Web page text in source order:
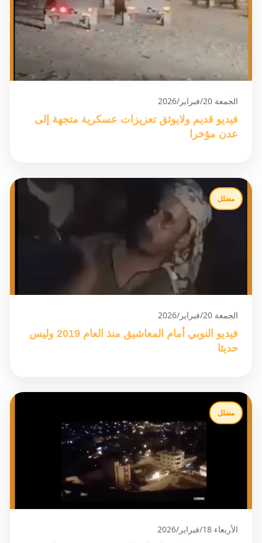
الجمعة 20/فبراير/2026
فيديو قديم ولايوثق تعزيزات عسكرية متجهة إلى
عدن مؤخرا
مضلل
الجمعة 20/فبراير/2026
فيديو النوبي أمام المعاشيق منذ العام 2019 وليس
حديثا
مضلل
الأربعاء 18/فبراير/2026